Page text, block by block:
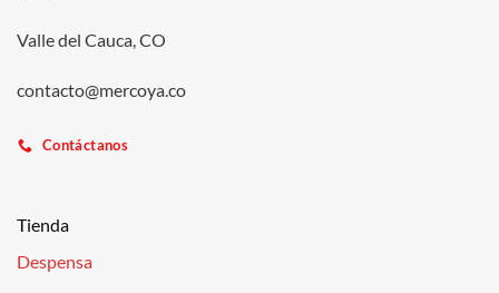
Valle del Cauca, CO
contacto@mercoya.co
Contáctanos
Tienda
Despensa